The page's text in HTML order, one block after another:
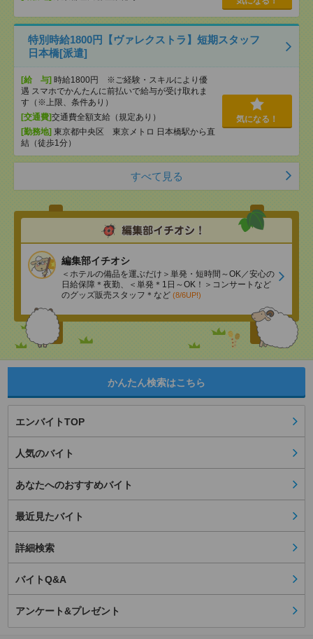
特別時給1800円【ヴァレクストラ】短期スタッフ
日本橋[派遣]
[給 与] 時給1800円 ※ご経験・スキルにより優
遇 スマホでかんたんに前払いで給与が受け取れま
す（※上限、条件あり）
[交通費]交通費全額支給（規定あり）
[勤務地] 東京都中央区 東京メトロ 日本橋駅から直
結（徒歩1分）
気になる！
すべて見る
編集部イチオシ
＜ホテルの備品を運ぶだけ＞単発・短時間～OK／安心の
日給保障＊夜勤、＜単発＊1日～OK！＞コンサートなど
のグッズ販売スタッフ＊など (8/6UP!)
かんたん検索はこちら
エンバイトTOP
人気のバイト
あなたへのおすすめバイト
最近見たバイト
詳細検索
バイトQ&A
アンケート&プレゼント